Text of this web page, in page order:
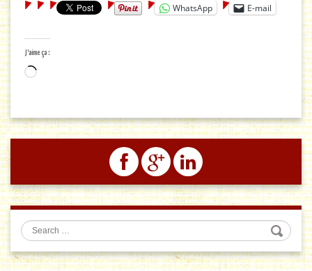
WhatsApp E-mail
J’aime ça :
Chargement…
Search